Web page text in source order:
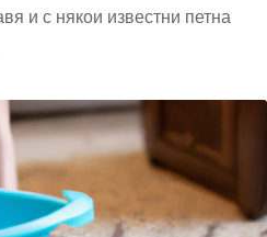
и с някои известни петна